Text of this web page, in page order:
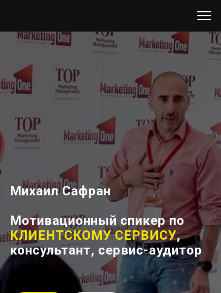
Михаил Сафран
Мотивационный спикер по
КЛИЕНТСКОМУ СЕРВИСУ,
консультант, сервис-аудитор